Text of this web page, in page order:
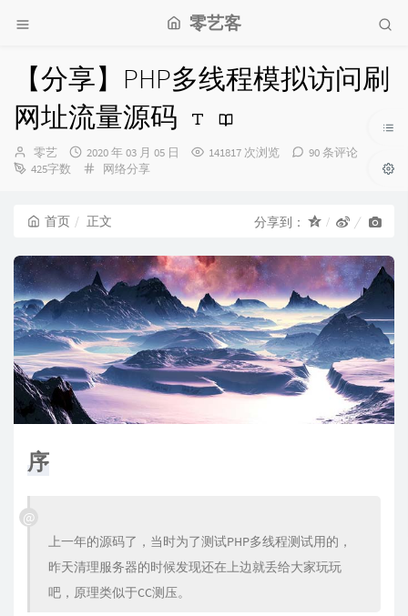
零艺客
【分享】PHP多线程模拟访问刷
网址流量源码
博
主：
零艺
发
布
2020 年 03 月 05 日 141817 次浏览
90 条评论
425字数
分
网络分享
首页 正文 分享到：
序
上一年的源码了，当时为了测试PHP多线程测试用的，
昨天清理服务器的时候发现还在上边就丢给大家玩玩
吧，原理类似于CC测压。